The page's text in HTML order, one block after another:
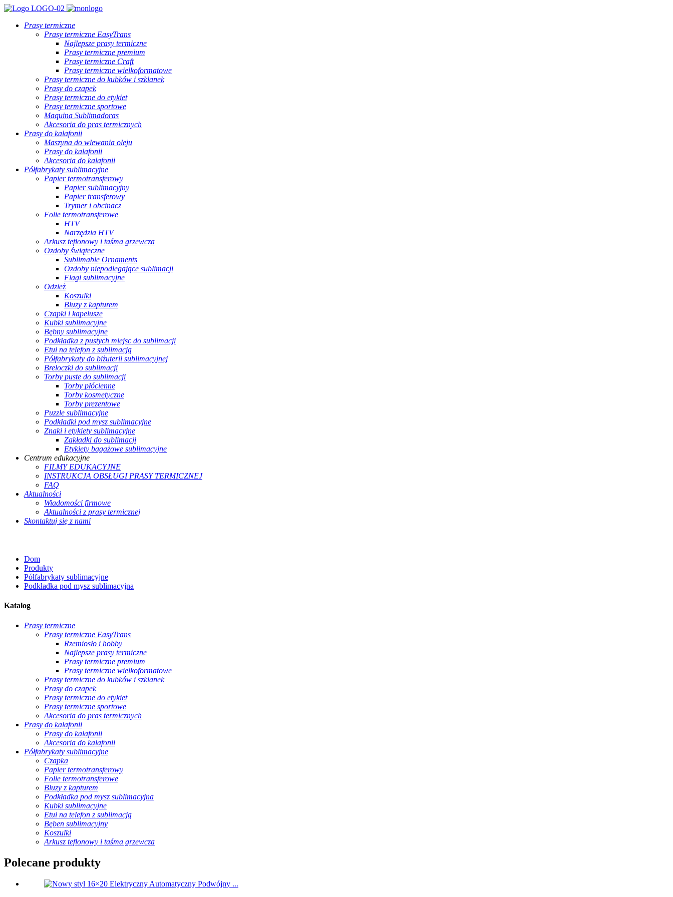
Prasy termiczne
Prasy termiczne EasyTrans
Najlepsze prasy termiczne
Prasy termiczne premium
Prasy termiczne Craft
Prasy termiczne wielkoformatowe
Prasy termiczne do kubków i szklanek
Prasy do czapek
Prasy termiczne do etykiet
Prasy termiczne sportowe
Maquina Sublimadoras
Akcesoria do pras termicznych
Prasy do kalafonii
Maszyna do wlewania oleju
Prasy do kalafonii
Akcesoria do kalafonii
Półfabrykaty sublimacyjne
Papier termotransferowy
Papier sublimacyjny
Papier transferowy
Trymer i obcinacz
Folie termotransferowe
HTV
Narzędzia HTV
Arkusz teflonowy i taśma grzewcza
Ozdoby świąteczne
Sublimable Ornaments
Ozdoby niepodlegające sublimacji
Flagi sublimacyjne
Odzież
Koszulki
Bluzy z kapturem
Czapki i kapelusze
Kubki sublimacyjne
Bębny sublimacyjne
Podkładka z pustych miejsc do sublimacji
Etui na telefon z sublimacją
Półfabrykaty do biżuterii sublimacyjnej
Breloczki do sublimacji
Torby puste do sublimacji
Torby płócienne
Torby kosmetyczne
Torby prezentowe
Puzzle sublimacyjne
Podkładki pod mysz sublimacyjne
Znaki i etykiety sublimacyjne
Zakładki do sublimacji
Etykiety bagażowe sublimacyjne
Centrum edukacyjne
FILMY EDUKACYJNE
INSTRUKCJA OBSŁUGI PRASY TERMICZNEJ
FAQ
Aktualności
Wiadomości firmowe
Aktualności z prasy termicznej
Skontaktuj się z nami
Dom
Produkty
Półfabrykaty sublimacyjne
Podkładka pod mysz sublimacyjna
Katalog
Prasy termiczne
Prasy termiczne EasyTrans
Rzemiosło i hobby
Najlepsze prasy termiczne
Prasy termiczne premium
Prasy termiczne wielkoformatowe
Prasy termiczne do kubków i szklanek
Prasy do czapek
Prasy termiczne do etykiet
Prasy termiczne sportowe
Akcesoria do pras termicznych
Prasy do kalafonii
Prasy do kalafonii
Akcesoria do kalafonii
Półfabrykaty sublimacyjne
Czapka
Papier termotransferowy
Folie termotransferowe
Bluzy z kapturem
Podkładka pod mysz sublimacyjna
Kubki sublimacyjne
Etui na telefon z sublimacją
Bęben sublimacyjny
Koszulki
Arkusz teflonowy i taśma grzewcza
Polecane produkty